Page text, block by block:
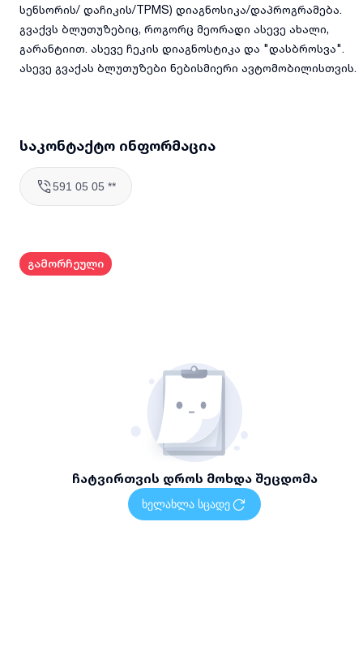
სენსორის/ დაჩიკის/TPMS) დიაგნოსიკა/დაპროგრამება.
გვაქვს ბლუთუზებიც, როგორც მეორადი ასევე ახალი,
გარანტიით. ასევე ჩეკის დიაგნოსტიკა და "დასბროსვა".
ასევე გვაქას ბლუთუზები ნებისმიერი ავტომობილისთვის.
საკონტაქტო ინფორმაცია
591 05 05 **
გამორჩეული
ჩატვირთვის დროს მოხდა შეცდომა
ხელახლა სცადე